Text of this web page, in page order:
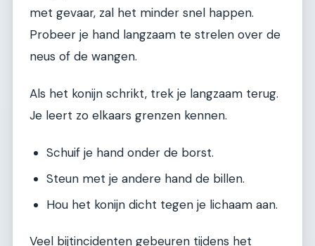
met gevaar, zal het minder snel happen.
Probeer je hand langzaam te strelen over de
neus of de wangen.
Als het konijn schrikt, trek je langzaam terug.
Je leert zo elkaars grenzen kennen.
Schuif je hand onder de borst.
Steun met je andere hand de billen.
Hou het konijn dicht tegen je lichaam aan.
Veel bijtincidenten gebeuren tijdens het